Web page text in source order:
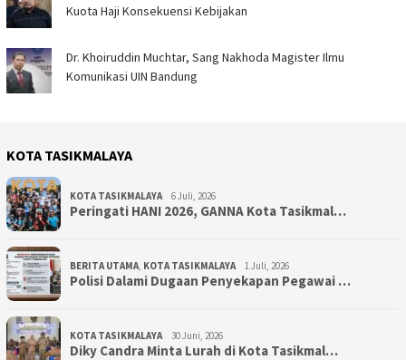
Kuota Haji Konsekuensi Kebijakan
Dr. Khoiruddin Muchtar, Sang Nakhoda Magister Ilmu
Komunikasi UIN Bandung
KOTA TASIKMALAYA
KOTA TASIKMALAYA 6 Juli, 2026
Peringati HANI 2026, GANNA Kota Tasikmal…
BERITA UTAMA KOTA TASIKMALAYA 1 Juli, 2026
Polisi Dalami Dugaan Penyekapan Pegawai …
KOTA TASIKMALAYA 30 Juni, 2026
Diky Candra Minta Lurah di Kota Tasikmal…